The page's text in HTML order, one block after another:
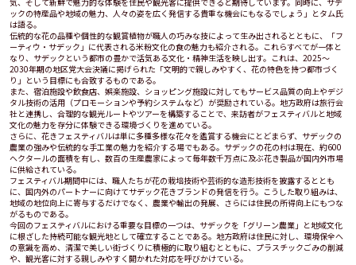
ックの特産品や地域の魅力、人々の姿を広く発信する貴重な機会にもなるでしょう」とタム氏
は語る。
伝統的な花の品種や個性的な観賞植物が職人の巧みな技によって生み出されるとともに、「フ
ーティウ・サデック」に代表される米粉文化の食の魅力も紹介される。これらすべてが一体と
なり、サデックという都市の豊かで活気ある文化・精神生活を映し出す。これは、2025～
2030年期の地区党大会決議に掲げられた「文明的で親しみやすく、花の特色を持つ都市づく
り」という目標にも合致するものである。
また、宿泊施設や飲食店、娯楽施設、ショッピング施設に対してもサービス品質の向上やデジ
タル技術の活用（プロモーションや予約システムなど）が奨励されている。地方政府は旅行会
社と連携し、合理的な観光ルートやツアーを構築することで、来訪者がフェスティバルと地域
文化の魅力を存分に体験できる環境づくりを進めている。
さらに、花きフェスティバルは単に多種多様な花々を鑑賞する機会にとどまらず、サデックの
農業の強みや伝統的な手工業の魅力を紹介する場でもある。サデックの花の村は現在、約600
ヘクタールの面積を有し、数百の生産農家によって毎年数千万点に及ぶ花き製品が国内外市場
に供給されている。
フェスティバル期間中には、職人たちが花の栽培技術や芸術的な造形技術を披露するととも
に、国内外のパートナーに向けてサデック花きブランドの発信を行う。こうした取り組みは、
地域の地位向上に寄与するだけでなく、農業や輸出の発展、さらには住民の所得向上にもつな
がるものである。
今回のフェスティバルにおける重要な目標の一つは、サデックを「グリーン農業」と地域文化
に根ざした持続可能な観光地として確立することである。地方政府は住民に対し、環境保全へ
の意識を高め、清潔で美しい街づくりに積極的に取り組むとともに、プラスチックごみの削減
や、観光客に対する親しみやすく開かれた対応を呼びかけている。